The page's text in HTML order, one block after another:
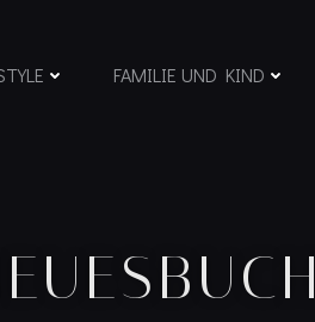
FAMILIE UND KIND